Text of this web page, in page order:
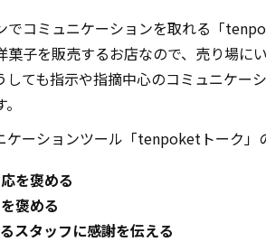
でコミュニケーションを取れる「
菓子を販売するお店なので、売り場
しても指示や指摘中心のコミュニケー
ケーションツール「tenpoketトーク」
を褒める
褒める
スタッフに感謝を伝える